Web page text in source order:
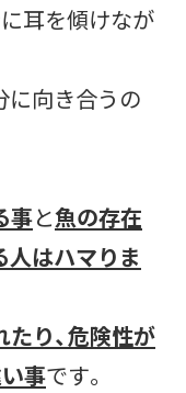
耳を傾けなが
に向き合うの
事と魚の存在
はハマりま
り、危険性が
事です。